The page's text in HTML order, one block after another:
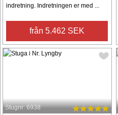
indretning. Indretningen er med ...
från 5.462 SEK
Stugnr: 6938